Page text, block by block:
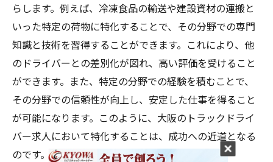
らします。例えば、冷凍食品の輸送や建設資材の運搬と
いった特定の荷物に特化することで、その分野での専門
知識と技術を習得することができます。これにより、他
のドライバーとの差別化が図れ、高い評価を受けること
ができます。また、特定の分野での経験を積むことで、
その分野での信頼性が向上し、安定した仕事を得ること
が可能になります。このように、大阪のトラックドライ
バー求人において特化することは、成功への近道となる
のです。